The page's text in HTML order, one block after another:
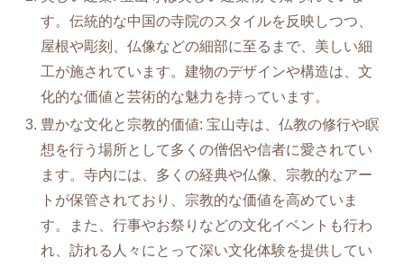
す。伝統的な中国の寺院のスタイルを反映しつつ、
屋根や彫刻、仏像などの細部に至るまで、美しい細
工が施されています。建物のデザインや構造は、文
化的な価値と芸術的な魅力を持っています。
豊かな文化と宗教的価値: 宝山寺は、仏教の修行や瞑
想を行う場所として多くの僧侶や信者に愛されてい
ます。寺内には、多くの経典や仏像、宗教的なアー
トが保管されており、宗教的な価値を高めていま
す。また、行事やお祭りなどの文化イベントも行わ
れ、訪れる人々にとって深い文化体験を提供してい